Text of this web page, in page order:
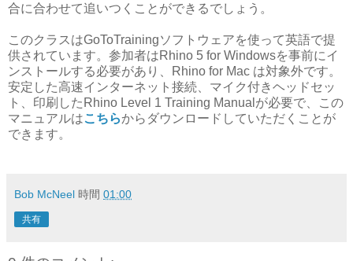
合に合わせて追いつくことができるでしょう。
このクラスはGoToTrainingソフトウェアを使って英語で提
供されています。参加者はRhino 5 for Windowsを事前にイ
ンストールする必要があり、Rhino for Mac は対象外です。
安定した高速インターネット接続、マイク付きヘッドセッ
ト、印刷したRhino Level 1 Training Manualが必要で、この
マニュアルはこちらからダウンロードしていただくことが
できます。
Bob McNeel 時間 01:00
共有